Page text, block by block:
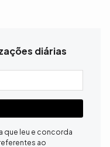
diárias
que leu e concorda
ao